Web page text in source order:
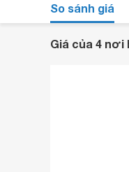
So sánh giá
Giá của 4 nơi